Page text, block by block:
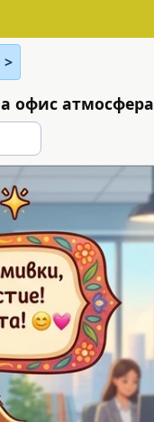
офис атмосфера